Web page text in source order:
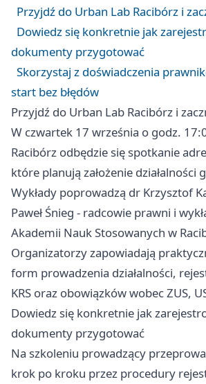
Przyjdź do Urban Lab Racibórz i
Dowiedz się konkretnie jak
dokumenty przygotować
Skorzystaj z doświadczenia
start bez błędów
Przyjdź do Urban Lab Racibórz i
W czwartek 17 września o godz.
Racibórz odbędzie się spotkanie
które planują założenie działalności
Wykłady poprowadzą dr Krzysztof
Paweł Śnieg - radcowie prawni i
Akademii Nauk Stosowanych w
Organizatorzy zapowiadają
form prowadzenia działalności,
KRS oraz obowiązków wobec ZUS,
Dowiedz się konkretnie jak
dokumenty przygotować
Na szkoleniu prowadzący
krok po kroku przez procedury